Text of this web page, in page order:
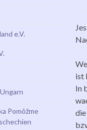
ist
In
e.V.
Pomôžme